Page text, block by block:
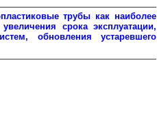
трубы как наиболее
срока эксплуатации,
обновления устаревшего